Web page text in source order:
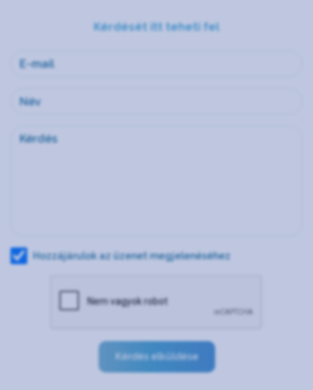
Kérdését itt teheti fel
Hozzájárulok az üzenet megjelenéséhez
Kérdés elküldése